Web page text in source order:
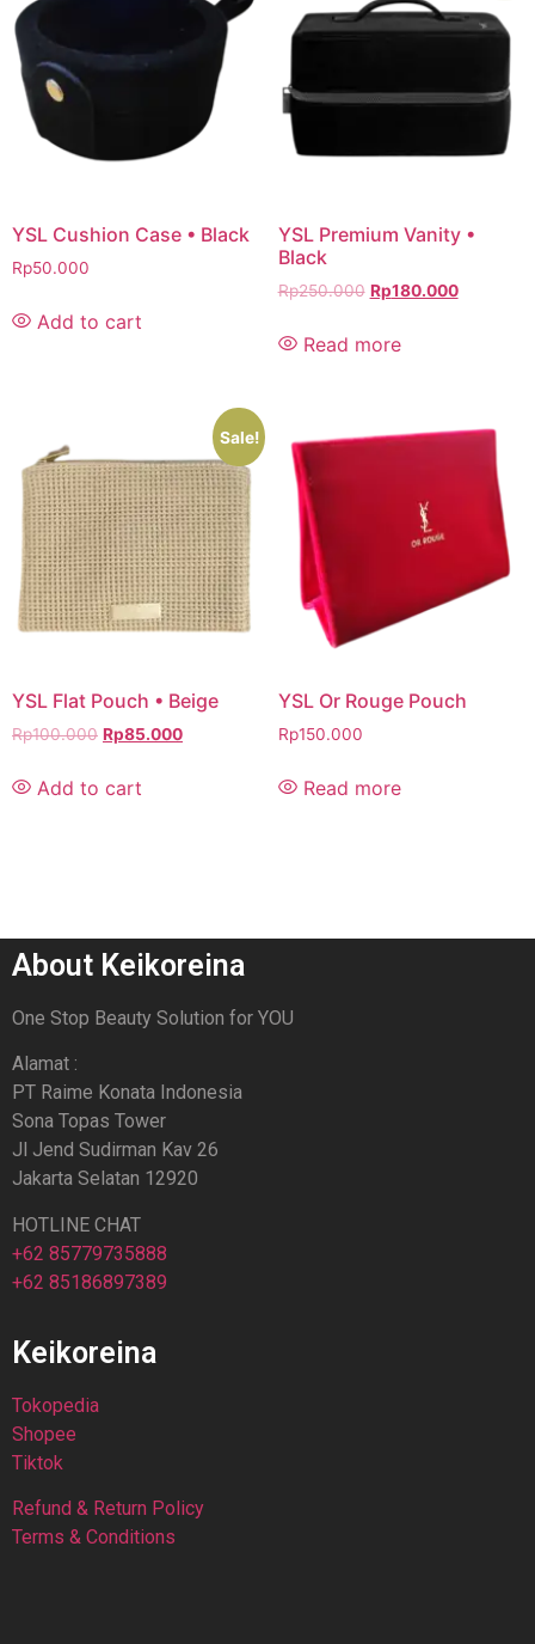
YSL Cushion Case • Black
Rp50.000
Add to cart
YSL Premium Vanity •
Black
Rp250.000 Rp180.000
Read more
Sale!
YSL Flat Pouch • Beige
Rp100.000 Rp85.000
Add to cart
YSL Or Rouge Pouch
Rp150.000
Read more
About Keikoreina
One Stop Beauty Solution for YOU
Alamat :
PT Raime Konata Indonesia
Sona Topas Tower
Jl Jend Sudirman Kav 26
Jakarta Selatan 12920
HOTLINE CHAT
+62 85779735888
+62 85186897389
Keikoreina
Tokopedia
Shopee
Tiktok
Refund & Return Policy
Terms & Conditions